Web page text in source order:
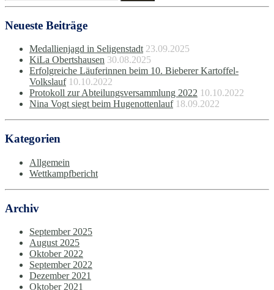
Neueste Beiträge
Medallienjagd in Seligenstadt 23.09.2025
KiLa Obertshausen 30.08.2025
Erfolgreiche Läuferinnen beim 10. Bieberer Kartoffel-
Volkslauf 10.10.2022
Protokoll zur Abteilungsversammlung 2022 10.10.2022
Nina Vogt siegt beim Hugenottenlauf 18.09.2022
Kategorien
Allgemein
Wettkampfbericht
Archiv
September 2025
August 2025
Oktober 2022
September 2022
Dezember 2021
Oktober 2021